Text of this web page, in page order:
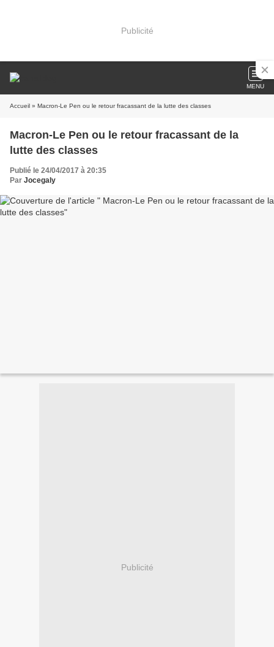
Publicité
MENU
Accueil » Macron-Le Pen ou le retour fracassant de la lutte des classes
Macron-Le Pen ou le retour fracassant de la
lutte des classes
Publié le 24/04/2017 à 20:35
Par Jocegaly
Publicité